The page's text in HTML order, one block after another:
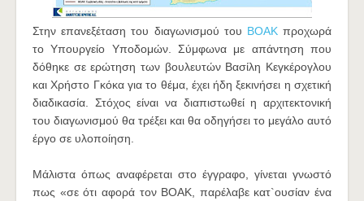
Στην επανεξέταση του διαγωνισμού του ΒΟΑΚπροχωρά
το Υπουργείο Υποδομών. Σύμφωνα με απάντηση που
δόθηκε σε ερώτηση των βουλευτών Βασίλη Κεγκέρογλου
και Χρήστο Γκόκα για το θέμα, έχει ήδη ξεκινήσει η σχετική
διαδικασία. Στόχος είναι να διαπιστωθεί η αρχιτεκτονική
του διαγωνισμού θα τρέξει και θα οδηγήσει το μεγάλο αυτό
έργο σε υλοποίηση.
Μάλιστα όπως αναφέρεται στο έγγραφο, γίνεται γνωστό
πως «σε ότι αφορά τον ΒΟΑΚ, παρέλαβε κατ`ουσίαν ένα